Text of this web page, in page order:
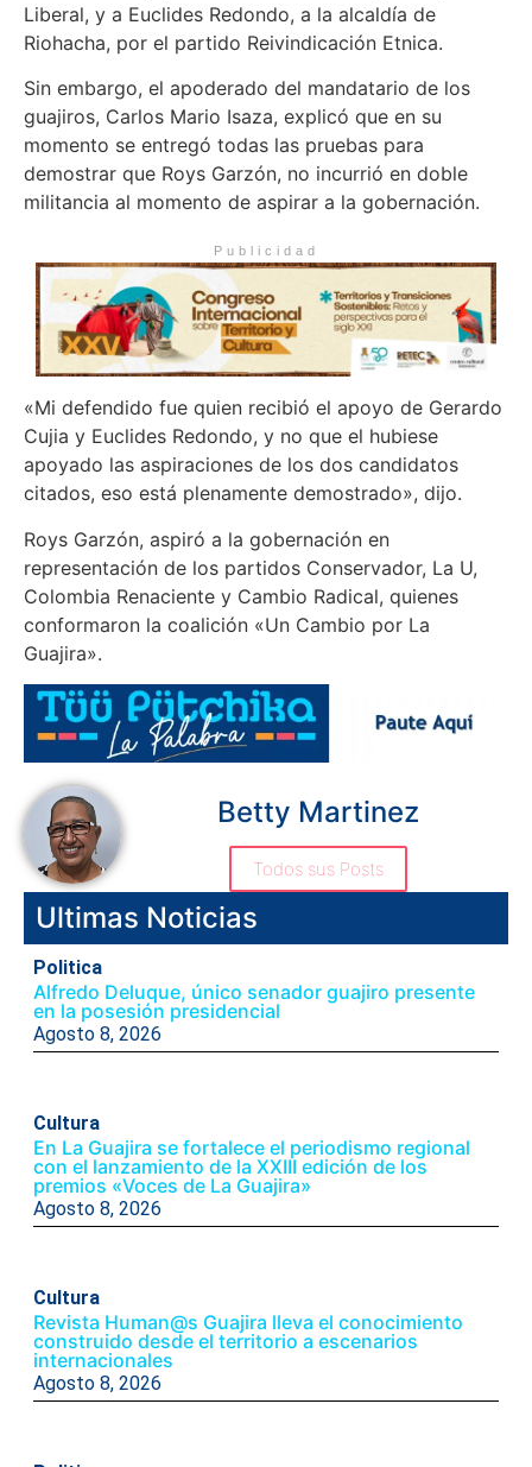
Liberal, y a Euclides Redondo, a la alcaldía de
Riohacha, por el partido Reivindicación Etnica.
Sin embargo, el apoderado del mandatario de los
guajiros, Carlos Mario Isaza, explicó que en su
momento se entregó todas las pruebas para
demostrar que Roys Garzón, no incurrió en doble
militancia al momento de aspirar a la gobernación.
Publicidad
«Mi defendido fue quien recibió el apoyo de Gerardo
Cujia y Euclides Redondo, y no que el hubiese
apoyado las aspiraciones de los dos candidatos
citados, eso está plenamente demostrado», dijo.
Roys Garzón, aspiró a la gobernación en
representación de los partidos Conservador, La U,
Colombia Renaciente y Cambio Radical, quienes
conformaron la coalición «Un Cambio por La
Guajira».
Betty Martinez
Todos sus Posts
Ultimas Noticias
Politica
Alfredo Deluque, único senador guajiro presente
en la posesión presidencial
Agosto 8, 2026
Cultura
En La Guajira se fortalece el periodismo regional
con el lanzamiento de la XXIII edición de los
premios «Voces de La Guajira»
Agosto 8, 2026
Cultura
Revista Human@s Guajira lleva el conocimiento
construido desde el territorio a escenarios
internacionales
Agosto 8, 2026